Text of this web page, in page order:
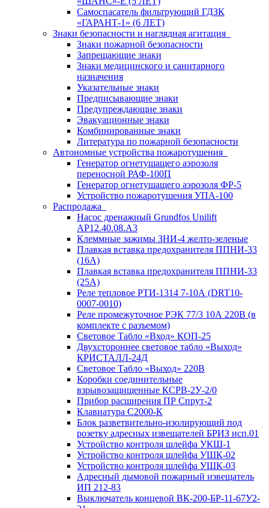
Самоспасатель фильтрующий ГДЗК
«ГАРАНТ-1» (6 ЛЕТ)
Знаки безопасности и наглядная агитация
Знаки пожарной безопасности
Запрещающие знаки
Знаки медицинского и санитарного
назначения
Указательные знаки
Предписывающие знаки
Предупреждающие знаки
Эвакуационные знаки
Комбинированные знаки
Литература по пожарной безопасности
Автономные устройства пожаротушения
Генератор огнетушащего аэрозоля
переносной РАФ-100П
Генератор огнетушащего аэрозоля ФР-5
Устройство пожаротушения УПА-100
Распродажа
Насос дренажный Grundfos Unilift
АP12.40.08.A3
Клеммные зажимы ЗНИ-4 желто-зеленые
Плавкая вставка предохранителя ППНИ-33
(16А)
Плавкая вставка предохранителя ППНИ-33
(25А)
Реле тепловое РТИ-1314 7-10А (DRT10-
0007-0010)
Реле промежуточное РЭК 77/3 10А 220В (в
комплекте с разъемом)
Световое Табло «Вход» КОП-25
Двухстороннее световое табло «Выход»
КРИСТАЛЛ-24Д
Световое Табло «Выход» 220В
Коробки соединительные
взрывозащищенные КСРВ-2У-2/0
Прибор расширения ПР Спрут-2
Клавиатура С2000-К
Блок разветвительно-изолирующий под
розетку адресных извещателей БРИЗ исп.01
Устройство контроля шлейфа УКШ-1
Устройство контроля шлейфа УШК-02
Устройство контроля шлейфа УШК-03
Адресный дымовой пожарный извещатель
ИП 212-83
Выключатель концевой ВК-200-БР-11-67У2-